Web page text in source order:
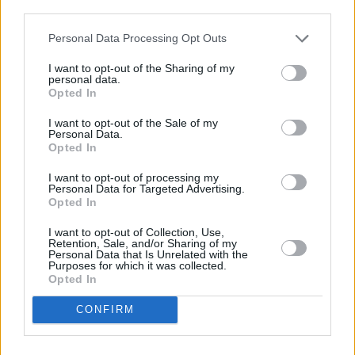
negar su consentimiento. Tenga en cuenta que algún
de su consentimiento, pero usted tiene el derecho de
rechazar tal procesamiento. Sus preferencias se aplicarán
cualquier momento entrando de nuevo en este sitio web o
visitando nuestra política de privacidad.
Personal Data Processing Opt Outs
I want to opt-out of the Sharing of my
personal data.
Opted In
I want to opt-out of the Sale of my
Personal Data.
Opted In
I want to opt-out of processing my
Personal Data for Targeted Advertising.
Opted In
I want to opt-out of Collection, Use,
Retention, Sale, and/or Sharing of my
Personal Data that Is Unrelated with the
Purposes for which it was collected.
Opted In
CONFIRM